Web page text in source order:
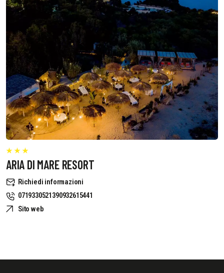
ARIA DI MARE RESORT
Richiedi informazioni
0719330521390932615441
Sito web